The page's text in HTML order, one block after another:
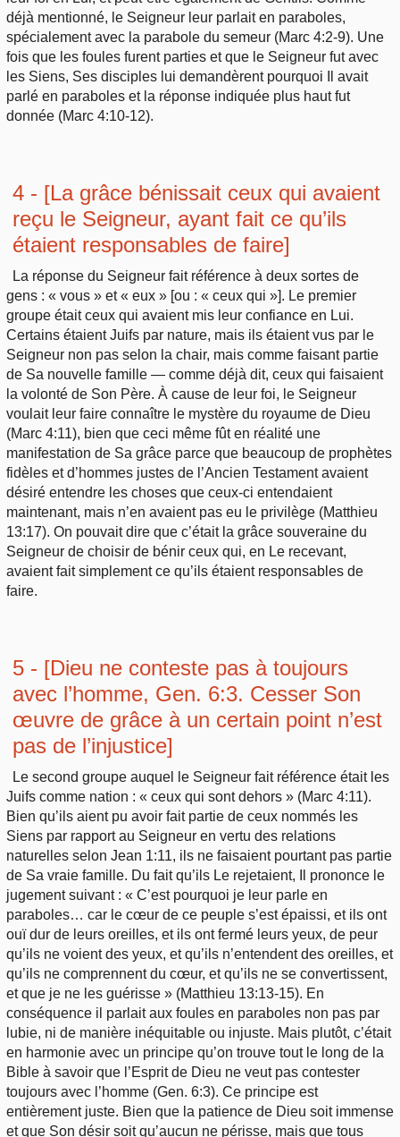
déjà mentionné, le Seigneur leur parlait en paraboles,
spécialement avec la parabole du semeur (Marc 4:2-9). Une
fois que les foules furent parties et que le Seigneur fut avec
les Siens, Ses disciples lui demandèrent pourquoi Il avait
parlé en paraboles et la réponse indiquée plus haut fut
donnée (Marc 4:10-12).
4 - [La grâce bénissait ceux qui avaient
reçu le Seigneur, ayant fait ce qu’ils
étaient responsables de faire]
La réponse du Seigneur fait référence à deux sortes de
gens : « vous » et « eux » [ou : « ceux qui »]. Le premier
groupe était ceux qui avaient mis leur confiance en Lui.
Certains étaient Juifs par nature, mais ils étaient vus par le
Seigneur non pas selon la chair, mais comme faisant partie
de Sa nouvelle famille — comme déjà dit, ceux qui faisaient
la volonté de Son Père. À cause de leur foi, le Seigneur
voulait leur faire connaître le mystère du royaume de Dieu
(Marc 4:11), bien que ceci même fût en réalité une
manifestation de Sa grâce parce que beaucoup de prophètes
fidèles et d’hommes justes de l’Ancien Testament avaient
désiré entendre les choses que ceux-ci entendaient
maintenant, mais n’en avaient pas eu le privilège (Matthieu
13:17). On pouvait dire que c’était la grâce souveraine du
Seigneur de choisir de bénir ceux qui, en Le recevant,
avaient fait simplement ce qu’ils étaient responsables de
faire.
5 - [Dieu ne conteste pas à toujours
avec l’homme, Gen. 6:3. Cesser Son
œuvre de grâce à un certain point n’est
pas de l’injustice]
Le second groupe auquel le Seigneur fait référence était les
Juifs comme nation : « ceux qui sont dehors » (Marc 4:11).
Bien qu’ils aient pu avoir fait partie de ceux nommés les
Siens par rapport au Seigneur en vertu des relations
naturelles selon Jean 1:11, ils ne faisaient pourtant pas partie
de Sa vraie famille. Du fait qu’ils Le rejetaient, Il prononce le
jugement suivant : « C’est pourquoi je leur parle en
paraboles… car le cœur de ce peuple s’est épaissi, et ils ont
ouï dur de leurs oreilles, et ils ont fermé leurs yeux, de peur
qu’ils ne voient des yeux, et qu’ils n’entendent des oreilles, et
qu’ils ne comprennent du cœur, et qu’ils ne se convertissent,
et que je ne les guérisse » (Matthieu 13:13-15). En
conséquence il parlait aux foules en paraboles non pas par
lubie, ni de manière inéquitable ou injuste. Mais plutôt, c’était
en harmonie avec un principe qu’on trouve tout le long de la
Bible à savoir que l’Esprit de Dieu ne veut pas contester
toujours avec l’homme (Gen. 6:3). Ce principe est
entièrement juste. Bien que la patience de Dieu soit immense
et que Son désir soit qu’aucun ne périsse, mais que tous